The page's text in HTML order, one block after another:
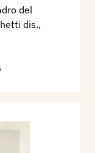
del
dis.,